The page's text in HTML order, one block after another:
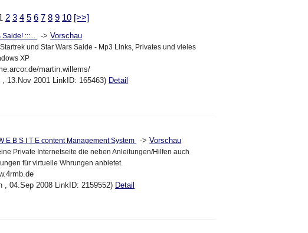
2 3 4 5 6 7 8 9 10 [>>]
:::... ->Vorschau
und Star Wars Saide - Mp3 Links, Privates und vieles
XP
martin.willems/
, 13.Nov 2001 LinkID: 165463) Detail
E B S I T E content Management System ->Vorschau
Private Internetseite die neben Anleitungen/Hilfen auch
für virtuelle Whrungen anbietet.
, 04.Sep 2008 LinkID: 2159552) Detail